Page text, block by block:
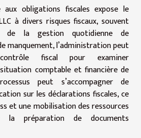
obligations fiscales expose le
à divers risques fiscaux, souvent
de la gestion quotidienne de
manquement, l’administration peut
fiscal pour examiner
comptable et financière de
peut s’accompagner de
sur les déclarations fiscales, ce
et une mobilisation des ressources
la préparation de documents